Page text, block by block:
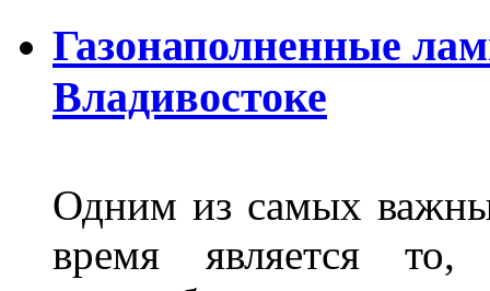
Газонаполненные
Владивостоке
Одним из самых
время является то,